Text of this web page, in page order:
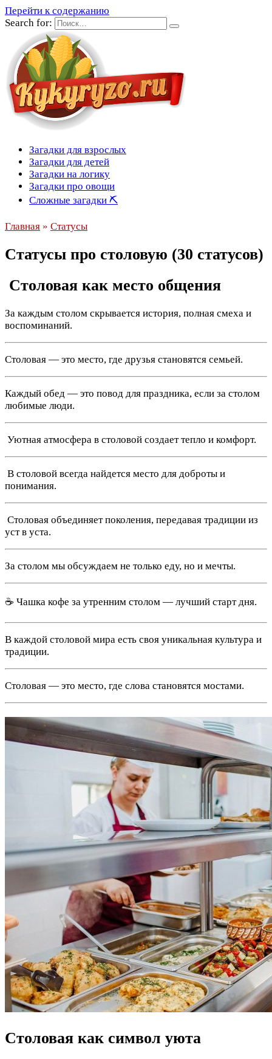
Перейти к содержанию
Search for:
Загадки для взрослых
Загадки для детей
Загадки на логику
Загадки про овощи
Сложные загадки ⛏
Главная » Статусы
Статусы про столовую (30 статусов)
️ Столовая как место общения
За каждым столом скрывается история, полная смеха и
воспоминаний.
Столовая — это место, где друзья становятся семьей.
Каждый обед — это повод для праздника, если за столом
любимые люди.
️ Уютная атмосфера в столовой создает тепло и комфорт.
️ В столовой всегда найдется место для доброты и
понимания.
‍‍‍ Столовая объединяет поколения, передавая традиции из
уст в уста.
За столом мы обсуждаем не только еду, но и мечты.
☕️ Чашка кофе за утренним столом — лучший старт дня.
В каждой столовой мира есть своя уникальная культура и
традиции.
Столовая — это место, где слова становятся мостами.
Столовая как символ уюта